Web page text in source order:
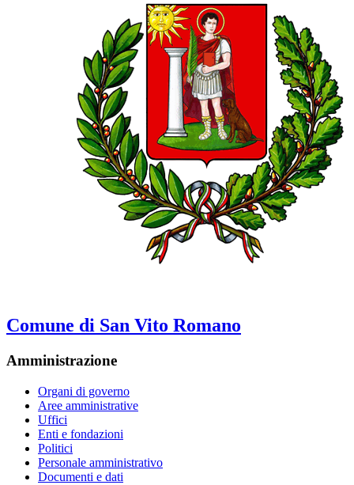
Comune di San Vito Romano
Amministrazione
Organi di governo
Aree amministrative
Uffici
Enti e fondazioni
Politici
Personale amministrativo
Documenti e dati